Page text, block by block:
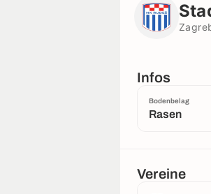
Infos
Bodenbelag
Rasen
Vereine